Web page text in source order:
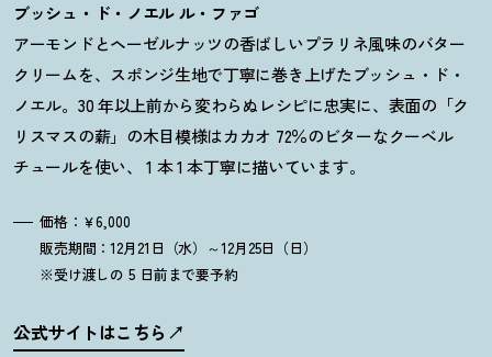
ブッシュ・ド・ノエル ル・ファゴ
アーモンドとヘーゼルナッツの香ばしいプラリネ風味のバター
クリームを、スポンジ生地で丁寧に巻き上げたブッシュ・ド・
ノエル。30 年以上前から変わらぬレシピに忠実に、表面の「ク
リスマスの薪」の木目模様はカカオ 72％のビターなクーベル
チュールを使い、 1 本 1 本丁寧に描いています。
価格：￥6,000
販売期間：12月21日（水）～12月25日（日）
※受け渡しの 5 日前まで要予約
公式サイトはこちら